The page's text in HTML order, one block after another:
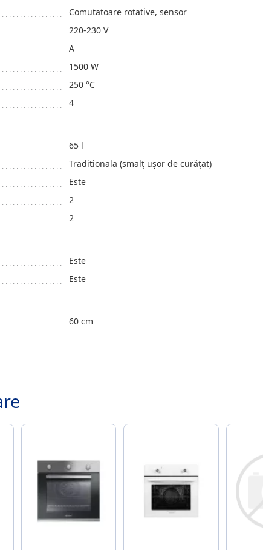
Сomutatoare rotative, sensor
220-230 V
A
1500 W
250 °C
4
65 l
Traditionala (smalț ușor de curățat)
Este
2
2
Este
Este
60 cm